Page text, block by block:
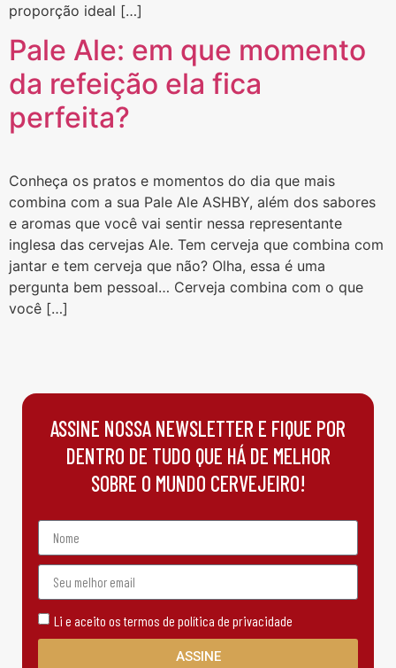
proporção ideal […]
Pale Ale: em que momento
da refeição ela fica
perfeita?
Conheça os pratos e momentos do dia que mais
combina com a sua Pale Ale ASHBY, além dos sabores
e aromas que você vai sentir nessa representante
inglesa das cervejas Ale. Tem cerveja que combina com
jantar e tem cerveja que não? Olha, essa é uma
pergunta bem pessoal… Cerveja combina com o que
você […]
ASSINE NOSSA NEWSLETTER E FIQUE POR
DENTRO DE TUDO QUE HÁ DE MELHOR
SOBRE O MUNDO CERVEJEIRO!
Li e aceito os termos de política de privacidade
ASSINE